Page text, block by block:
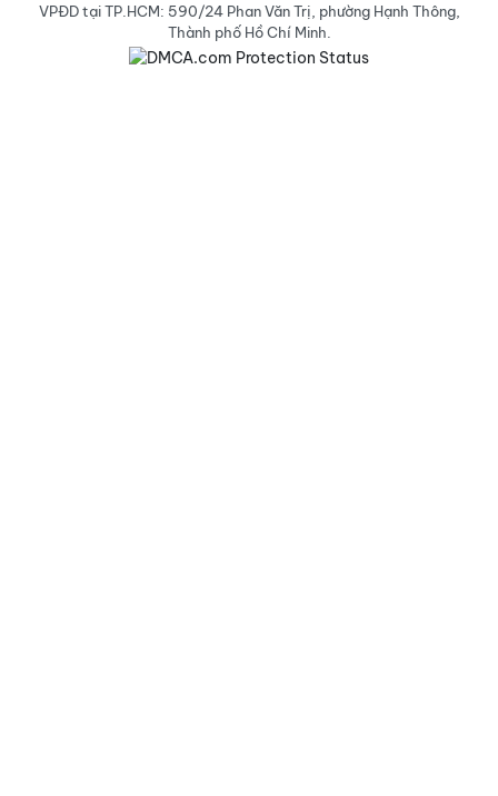
VPĐD tại TP.HCM: 590/24 Phan Văn Trị, phường Hạnh Thông,
Thành phố Hồ Chí Minh.